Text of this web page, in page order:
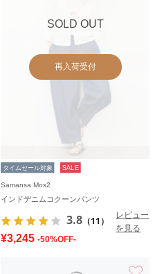
SOLD OUT
再入荷受付
タイムセール対象 SALE
Samansa Mos2
インドデニムコクーンパンツ
3.8 （11）
レビュー
を見る
¥3,245 -50%OFF-